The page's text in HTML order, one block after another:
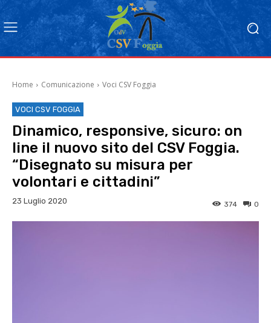
Home Comunicazione Voci CSV Foggia
VOCI CSV FOGGIA
Dinamico, responsive, sicuro: on
line il nuovo sito del CSV Foggia.
“Disegnato su misura per
volontari e cittadini”
23 Luglio 2020 0
374